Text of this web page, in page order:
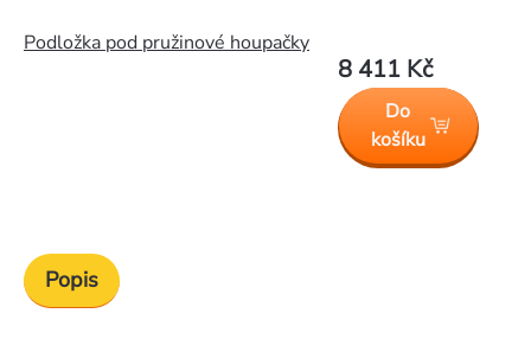
Podložka pod pružinové houpačky
8 411 Kč
Do
košíku
Popis